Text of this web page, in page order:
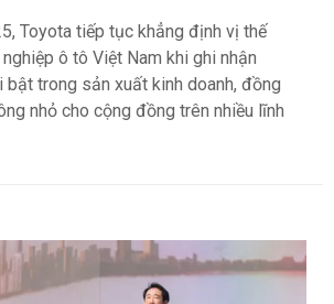
Toyota tiếp tục khẳng định vị thế
ô tô Việt Nam khi ghi nhận
bật trong sản xuất kinh doanh, đồng
nhỏ cho cộng đồng trên nhiều lĩnh